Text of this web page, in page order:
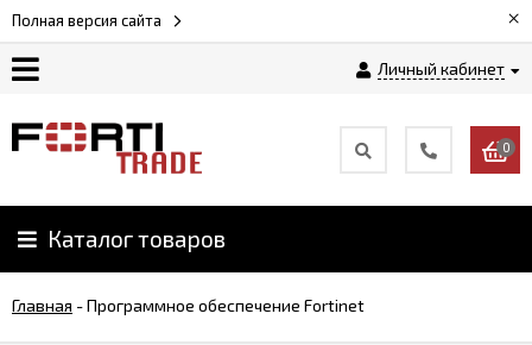
Полная версия сайта ×
Личный кабинет
0
Каталог товаров
Главная -Программное обеспечение Fortinet